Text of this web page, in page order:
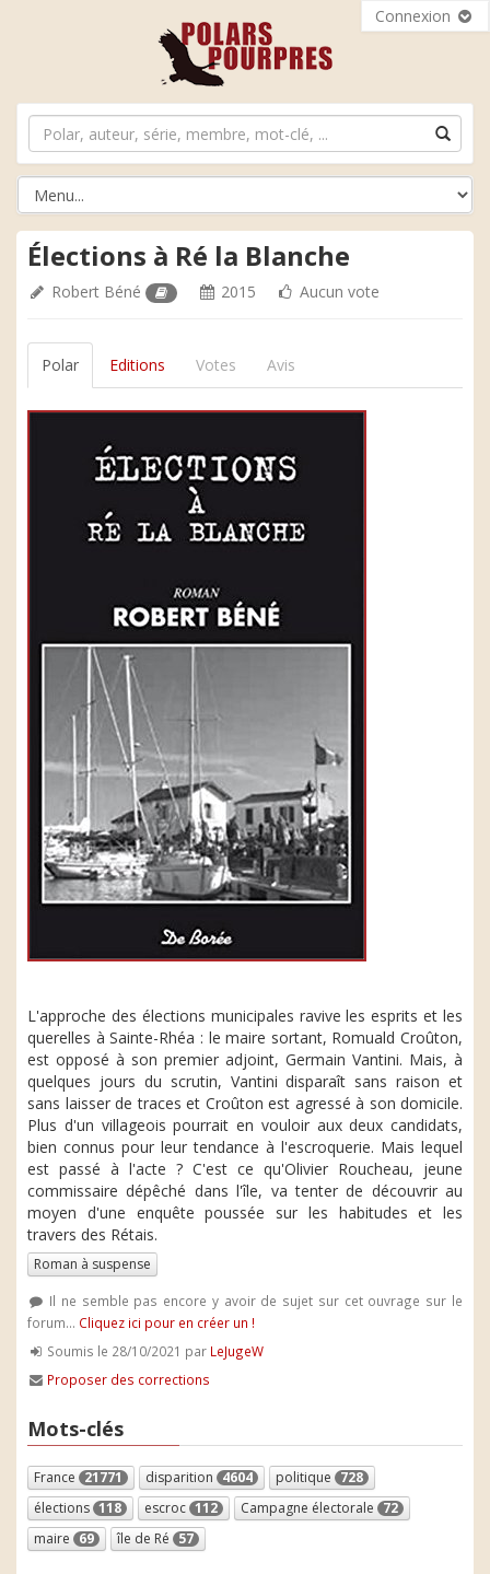
Connexion
Élections à Ré la Blanche
Robert Béné 2015 Aucun vote
Polar Editions Votes Avis
L'approche des élections municipales ravive les esprits et les
querelles à Sainte-Rhéa : le maire sortant, Romuald Croûton,
est opposé à son premier adjoint, Germain Vantini. Mais, à
quelques jours du scrutin, Vantini disparaît sans raison et
sans laisser de traces et Croûton est agressé à son domicile.
Plus d'un villageois pourrait en vouloir aux deux candidats,
bien connus pour leur tendance à l'escroquerie. Mais lequel
est passé à l'acte ? C'est ce qu'Olivier Roucheau, jeune
commissaire dépêché dans l'île, va tenter de découvrir au
moyen d'une enquête poussée sur les habitudes et les
travers des Rétais.
Roman à suspense
Il ne semble pas encore y avoir de sujet sur cet ouvrage sur le
forum... Cliquez ici pour en créer un !
Soumis le 28/10/2021 par LeJugeW
Proposer des corrections
Mots-clés
France 21771 disparition 4604 politique 728
élections 118 escroc 112 Campagne électorale 72
maire 69 île de Ré 57